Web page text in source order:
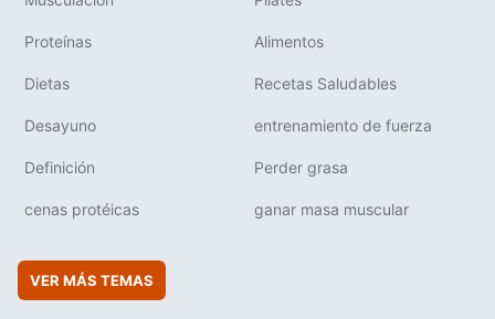
Proteínas Alimentos
Dietas Recetas Saludables
Desayuno entrenamiento de fuerza
Definición Perder grasa
cenas protéicas ganar masa muscular
VER MÁS TEMAS